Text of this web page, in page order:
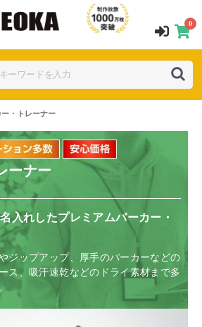
0
・トレーナー
ーナー
入れしたプレミアムパーカー・
ジップアップ、厚手のパーカーなどの
ス、吸汗速乾などのドライ素材まで多